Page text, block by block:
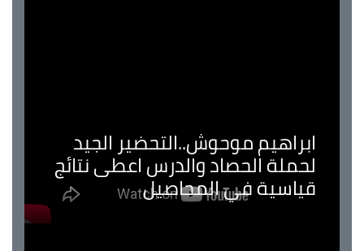
ابراهيم موحوش..التحضير الجيد
لحملة الحصاد والدرس اعطى نتائج
قياسية في المحاصيل